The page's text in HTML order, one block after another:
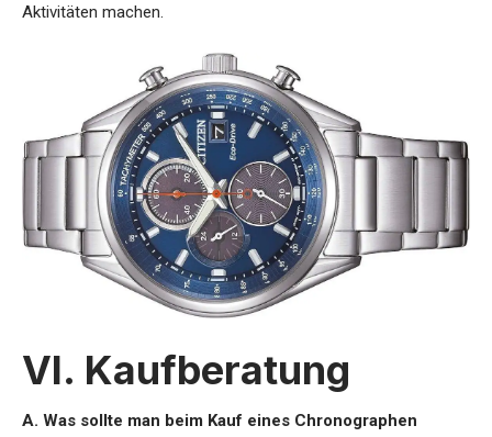
Aktivitäten machen.
VI. Kaufberatung
A. Was sollte man beim Kauf eines Chronographen